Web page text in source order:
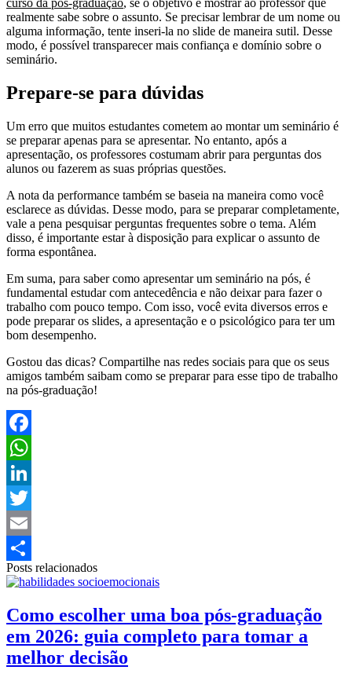
curso da pós-graduação, se o objetivo é mostrar ao professor que
realmente sabe sobre o assunto. Se precisar lembrar de um nome ou
alguma informação, tente inseri-la no slide de maneira sutil. Desse
modo, é possível transparecer mais confiança e domínio sobre o
seminário.
Prepare-se para dúvidas
Um erro que muitos estudantes cometem ao montar um seminário é
se preparar apenas para se apresentar. No entanto, após a
apresentação, os professores costumam abrir para perguntas dos
alunos ou fazerem as suas próprias questões.
A nota da performance também se baseia na maneira como você
esclarece as dúvidas. Desse modo, para se preparar completamente,
vale a pena pesquisar perguntas frequentes sobre o tema. Além
disso, é importante estar à disposição para explicar o assunto de
forma espontânea.
Em suma, para saber como apresentar um seminário na pós, é
fundamental estudar com antecedência e não deixar para fazer o
trabalho com pouco tempo. Com isso, você evita diversos erros e
pode preparar os slides, a apresentação e o psicológico para ter um
bom desempenho.
Gostou das dicas? Compartilhe nas redes sociais para que os seus
amigos também saibam como se preparar para esse tipo de trabalho
na pós-graduação!
Facebook
WhatsApp
LinkedIn
Twitter
Email
Share
Posts relacionados
Como escolher uma boa pós-graduação
em 2026: guia completo para tomar a
melhor decisão